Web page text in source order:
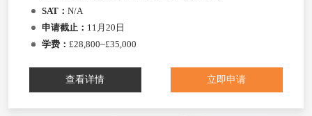
SAT： N/A
申请截止： 11月20日
学费： £28,800~£35,000
查看详情 立即申请